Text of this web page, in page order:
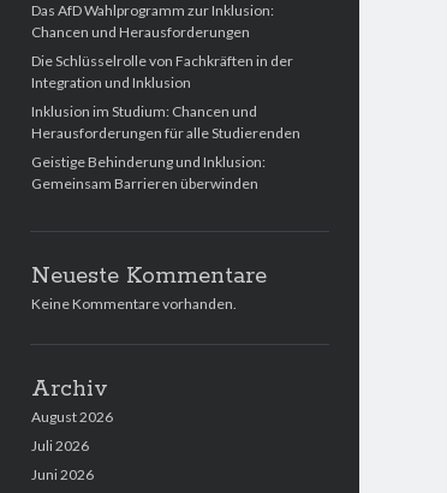
Das AfD Wahlprogramm zur Inklusion:
Chancen und Herausforderungen
Die Schlüsselrolle von Fachkräften in der
Integration und Inklusion
Inklusion im Studium: Chancen und
Herausforderungen für alle Studierenden
Geistige Behinderung und Inklusion:
Gemeinsam Barrieren überwinden
Neueste Kommentare
Keine Kommentare vorhanden.
Archiv
August 2026
Juli 2026
Juni 2026